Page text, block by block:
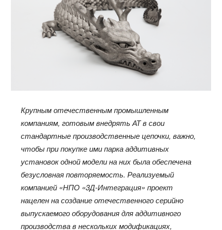
Крупным отечественным промышленным
компаниям, готовым внедрять АТ в свои
стандартные производственные цепочки, важно,
чтобы при покупке ими парка аддитивных
установок одной модели на них была обеспечена
безусловная повторяемость. Реализуемый
компанией «НПО «3Д-Интеграция» проект
нацелен на создание отечественного серийно
выпускаемого оборудования для аддитивного
производства в нескольких модификациях,